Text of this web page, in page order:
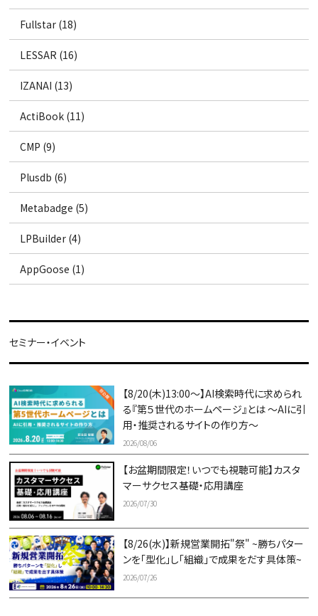
Fullstar (18)
LESSAR (16)
IZANAI (13)
ActiBook (11)
CMP (9)
Plusdb (6)
Metabadge (5)
LPBuilder (4)
AppGoose (1)
セミナー・イベント
【8/20(木)13:00～】AI検索時代に求められ
る『第５世代のホームページ』とは ～AIに引
用・推奨されるサイトの作り方～
2026/08/06
【お盆期間限定！いつでも視聴可能】カスタ
マーサクセス基礎・応用講座
2026/07/30
【8/26(水)】新規営業開拓"祭" ~勝ちパター
ンを「型化」し「組織」で成果をだす具体策~
2026/07/26